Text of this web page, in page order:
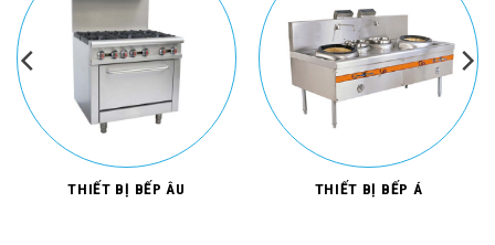
THIẾT BỊ BẾP ÂU THIẾT BỊ BẾP Á